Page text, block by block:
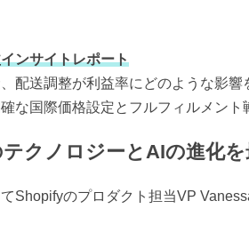
ンサイトレポート
配送調整が利益率にどのような影
な国際価格設定とフルフィルメント
クノロジーとAIの進化を
Shopifyのプロダクト担当VP